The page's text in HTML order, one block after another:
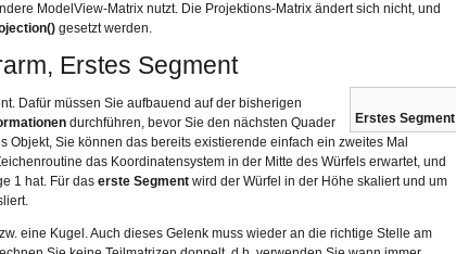
ModelView-Matrix nutzt. Die Projektions-Matrix ändert sich nicht, und
gesetzt werden.
Erstes Segment
Erstes Segment
Dafür müssen Sie aufbauend auf der bisherigen
durchführen, bevor Sie den nächsten Quader
Objekt, Sie können das bereits existierende einfach ein zweites Mal
das Koordinatensystem in der Mitte des Würfels erwartet, und
1 hat. Für das erste Segment wird der Würfel in der Höhe skaliert und um
eine Kugel. Auch dieses Gelenk muss wieder an die richtige Stelle am